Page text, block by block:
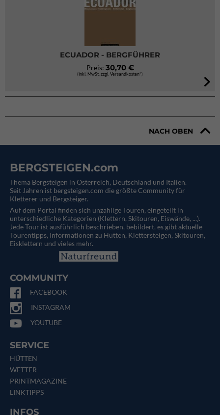
ECUADOR - BERGFÜHRER
Preis: 30,70 €
(inkl. MwSt. zzgl. Versandkosten*)
NACH OBEN
BERGSTEIGEN.com
Thema Bergsteigen in Österreich, Deutschland und Italien.
Seit Jahren ist bergsteigen.com die größte Community für
Kletterer und Bergsteiger.
Auf dem Portal finden sich unzählige Touren, eingeteilt in
unterschiedliche Kategorien (Klettern, Skitouren, Eiswände, ...).
Jede Tour ist ausführlich beschrieben, bebildert, es gibt aktuelle
Tourentipps, Informationen zu Hütten, Klettersteigen, Skitouren,
Eisklettern und vieles mehr.
COMMUNITY
FACEBOOK
INSTAGRAM
YOUTUBE
SERVICE
HÜTTEN
WETTER
PRINTMAGAZINE
LINKTIPPS
INFOS